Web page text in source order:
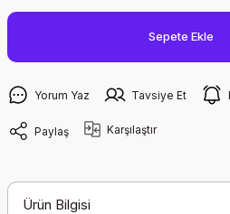
Sepete Ekle
Yorum Yaz Tavsiye Et
Paylaş Karşılaştır
Ürün Bilgisi